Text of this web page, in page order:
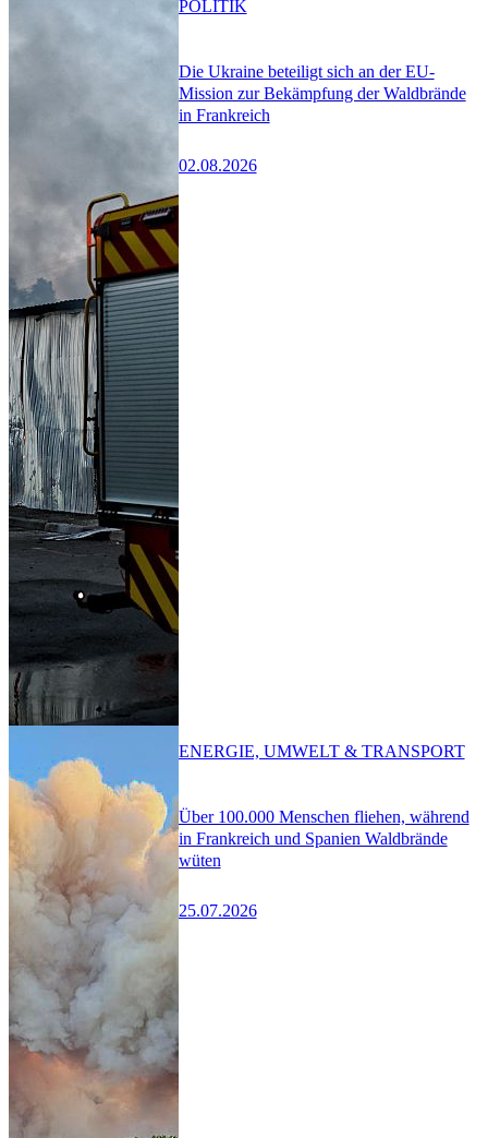
Die Ukraine beteiligt sich an der EU-
Mission zur Bekämpfung der Waldbrände
in Frankreich
02.08.2026
POLITIK
Über 100.000 Menschen fliehen, während
in Frankreich und Spanien Waldbrände
wüten
25.07.2026
ENERGIE, UMWELT & TRANSPORT